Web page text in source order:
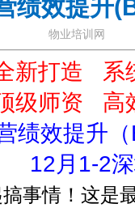
绩效提升
物业培训网
新打造 系
级师资 高
绩效提升
12月1-2
事情！这是